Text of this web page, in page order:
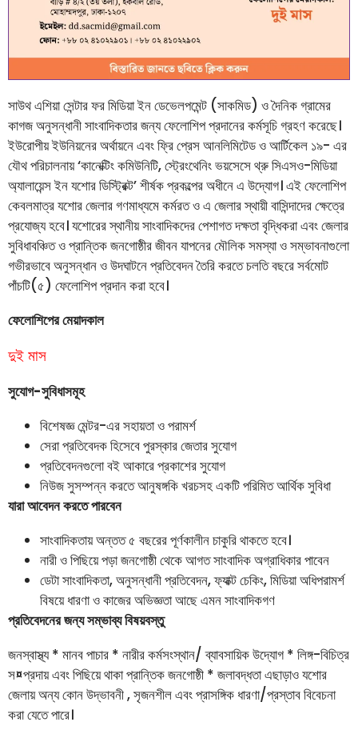
সাউথ এশিয়া সেন্টার ফর মিডিয়া ইন ডেভেলপমেন্ট (সাকমিড) ও দৈনিক গ্রামের
কাগজ অনুসন্ধানী সাংবাদিকতার জন্য ফেলোশিপ প্রদানের কর্মসূচি গ্রহণ করেছে।
ইউরোপীয় ইউনিয়নের অর্থায়নে এবং ফ্রি প্রেস আনলিমিটেড ও আর্টিকেল ১৯- এর
যৌথ পরিচালনায় ‘কানেক্টিং কমিউনিটি, স্ট্রেংথেনিং ভয়সেসে থ্রু সিএসও-মিডিয়া
অ্যালায়েন্স ইন যশোর ডিস্ট্রিক্ট’ শীর্ষক প্রকল্পের অধীনে এ উদ্যোগ। এই ফেলোশিপ
কেবলমাত্র যশোর জেলার গণমাধ্যমে কর্মরত ও এ জেলার স্থায়ী বাসিন্দাদের ক্ষেত্রে
প্রযোজ্য হবে। যশোরের স্থানীয় সাংবাদিকদের পেশাগত দক্ষতা বৃদ্ধিকরা এবং জেলার
সুবিধাবঞ্চিত ও প্রান্তিক জনগোষ্ঠীর জীবন যাপনের মৌলিক সমস্যা ও সম্ভাবনাগুলো
গভীরভাবে অনুসন্ধান ও উদঘাটনে প্রতিবেদন তৈরি করতে চলতি বছরে সর্বমোট
পাঁচটি(৫) ফেলোশিপ প্রদান করা হবে।
ফেলোশিপের মেয়াদকাল
দুই মাস
সুযোগ-সুবিধাসমূহ
বিশেষজ্ঞ মেন্টর-এর সহায়তা ও পরামর্শ
সেরা প্রতিবেদক হিসেবে পুরস্কার জেতার সুযোগ
প্রতিবেদনগুলো বই আকারে প্রকাশের সুযোগ
নিউজ সুসম্পন্ন করতে আনুষঙ্গকি খরচসহ একটি পরিমিত আর্থিক সুবিধা
যারা আবেদন করতে পারবেন
সাংবাদিকতায় অন্তত ৫ বছরের পূর্ণকালীন চাকুরি থাকতে হবে।
নারী ও পিছিয়ে পড়া জনগোষ্ঠী থেকে আগত সাংবাদিক অগ্রাধিকার পাবেন
ডেটা সাংবাদিকতা, অনুসন্ধানী প্রতিবেদন, ফ্যাক্ট চেকিং, মিডিয়া অধিপরামর্শ
বিষয়ে ধারণা ও কাজের অভিজ্ঞতা আছে এমন সাংবাদিকগণ
প্রতিবেদনের জন্য সম্ভাব্য বিষয়বস্তু
জনস্বাস্থ্য * মানব পাচার * নারীর কর্মসংস্থান/ ব্যাবসায়িক উদ্যোগ * লিঙ্গ-বিচিত্র
স¤প্রদায় এবং পিছিয়ে থাকা প্রান্তিক জনগোষ্ঠী * জলাবদ্ধতা এছাড়াও যশোর
জেলায় অন্য কোন উদ্ভাবনী , সৃজনশীল এবং প্রাসঙ্গিক ধারণা/প্রস্তাব বিবেচনা
করা যেতে পারে।